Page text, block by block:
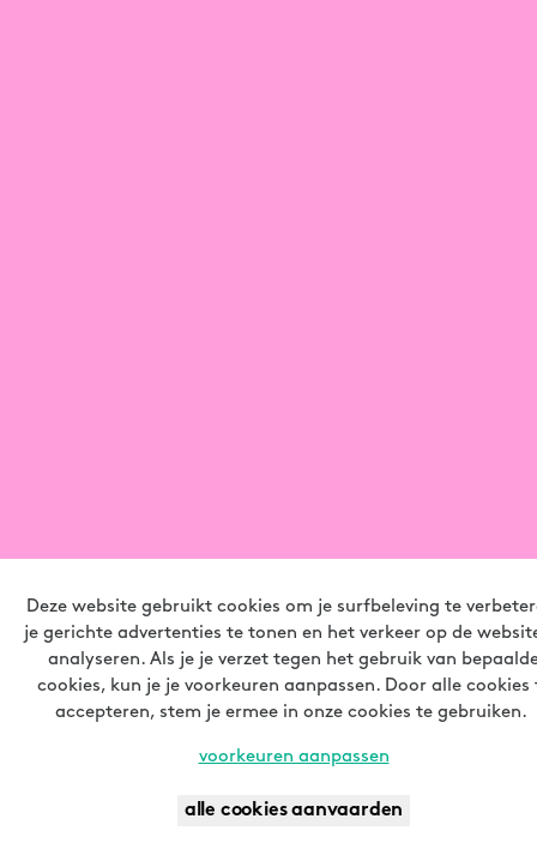
JOUW BEURS OF EVENT OP
Deze website gebruikt cookies om je surfbeleving te
je gerichte advertenties te tonen en het verkeer op de
analyseren. Als je je verzet tegen het gebruik van
cookies, kun je je voorkeuren aanpassen. Door alle cookies
accepteren, stem je ermee in onze cookies te gebruiken.
voorkeuren aanpassen
alle cookies aanvaarden